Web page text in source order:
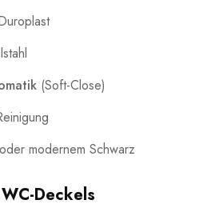
(Soft-Close)
modernem Schwarz
Deckels